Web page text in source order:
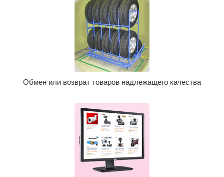
Обмен или возврат товаров надлежащего качества